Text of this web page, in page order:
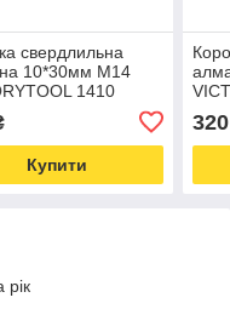
свердлильна
10*30мм M14
1410
Купити
320
рік